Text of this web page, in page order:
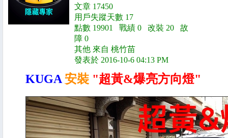
文章 17450
用戶失蹤天數 17
點數 19901 戰績 0 改裝 20 故
障 0
其他 來自 桃竹苗
發表於 2016-10-6 04:13 PM
KUGA 安裝 "超黃&爆亮方向燈"